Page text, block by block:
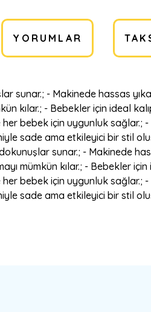
YORUMLAR
sunar.; - Makinede hassas
kılar.; - Bebekler için ideal
bebek için uygunluk sağlar.;
sade ama etkileyici bir stil
sunar.; - Makinede
mümkün kılar.; - Bebekler
bebek için uygunluk sağlar.;
sade ama etkileyici bir stil